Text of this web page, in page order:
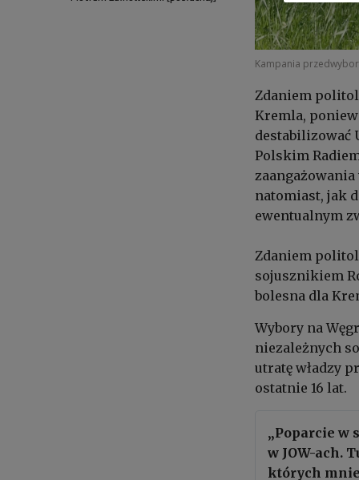
Kampania
Zdaniem
Kremla,
destabilizować
Polskim
natomiast, jak
ewentualnym
Zdaniem
sojusznikiem
bolesna dla
Wybory na
niezależnych
utratę władzy
ostatnie 16 lat.
„Poparcie w
w JOW-ach.
których